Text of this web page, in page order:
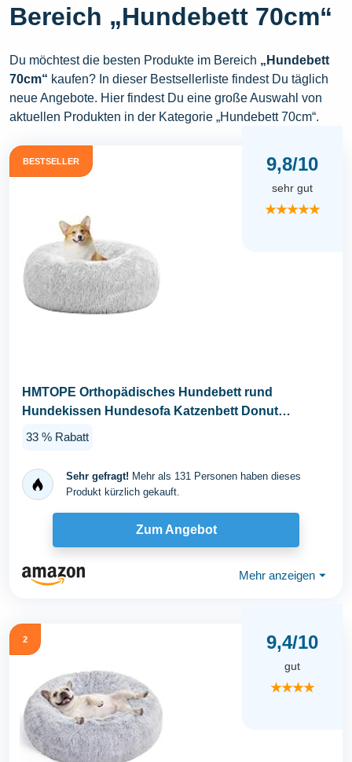
Bereich „Hundebett 70cm“
Du möchtest die besten Produkte im Bereich „Hundebett
70cm“ kaufen? In dieser Bestsellerliste findest Du täglich
neue Angebote. Hier findest Du eine große Auswahl von
aktuellen Produkten in der Kategorie „Hundebett 70cm“.
BESTSELLER 9,8/10
sehr gut
★★★★★
HMTOPE Orthopädisches Hundebett rund
Hundekissen Hundesofa Katzenbett Donut
Kuscheliges Hundekorb...
33 % Rabatt
Sehr gefragt! Mehr als 131 Personen haben dieses
Produkt kürzlich gekauft.
Zum Angebot
Mehr anzeigen ⏷
2 9,4/10
gut
★★★★